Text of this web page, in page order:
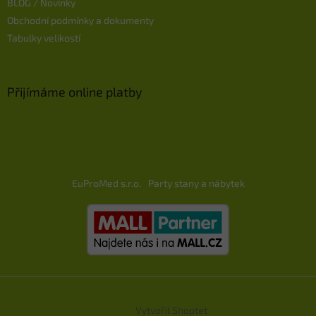
BLOG / Novinky
Obchodní podmínky a dokumenty
Tabulky velikostí
Přijímáme online platby
EuProMed s.r.o. Party stany a nábytek
Vytvořil Shoptet